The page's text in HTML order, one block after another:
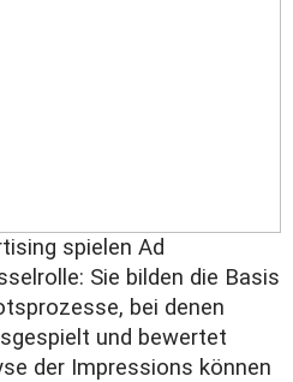
spielen Ad
Sie bilden die Basis
bei denen
und bewertet
der Impressions können